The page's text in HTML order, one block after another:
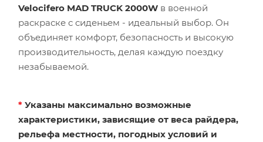
Velocifero MAD TRUCK 2000W в военной
раскраске с сиденьем - идеальный выбор. Он
объединяет комфорт, безопасность и высокую
производительность, делая каждую поездку
незабываемой.
* Указаны максимально возможные
характеристики, зависящие от веса райдера,
рельефа местности, погодных условий и